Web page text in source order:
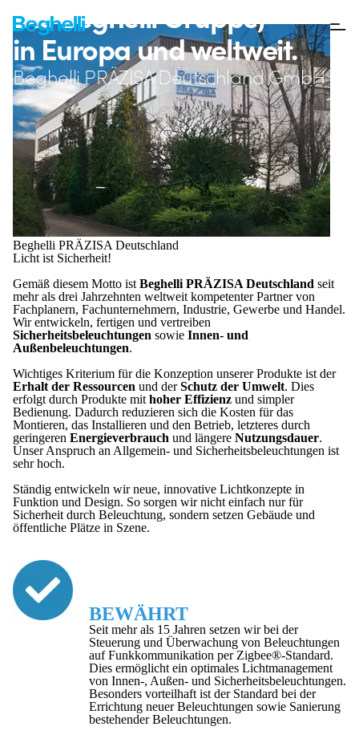
Die Beghelli Gruppe,
in Europa und weltweit.
Beghelli PRÄZISA Deutschland GmbH
Beghelli PRÄZISA Deutschland
Licht ist Sicherheit!
Gemäß diesem Motto ist Beghelli PRÄZISA Deutschland seit
mehr als drei Jahrzehnten weltweit kompetenter Partner von
Fachplanern, Fachunternehmern, Industrie, Gewerbe und Handel.
Wir entwickeln, fertigen und vertreiben
Sicherheitsbeleuchtungen sowie Innen- und
Außenbeleuchtungen.
Wichtiges Kriterium für die Konzeption unserer Produkte ist der
Erhalt der Ressourcen und derSchutz der Umwelt. Dies
erfolgt durch Produkte mit hoher Effizienz und simpler
Bedienung. Dadurch reduzieren sich die Kosten für das
Montieren, das Installieren und den Betrieb, letzteres durch
geringeren Energieverbrauch und längere Nutzungsdauer.
Unser Anspruch an Allgemein- und Sicherheitsbeleuchtungen ist
sehr hoch.
Ständig entwickeln wir neue, innovative Lichtkonzepte in
Funktion und Design. So sorgen wir nicht einfach nur für
Sicherheit durch Beleuchtung, sondern setzen Gebäude und
öffentliche Plätze in Szene.
BEWÄHRT
Seit mehr als 15 Jahren setzen wir bei der
Steuerung und Überwachung von Beleuchtungen
auf Funkkommunikation per Zigbee®-Standard.
Dies ermöglicht ein optimales Lichtmanagement
von Innen-, Außen- und Sicherheitsbeleuchtungen.
Besonders vorteilhaft ist der Standard bei der
Errichtung neuer Beleuchtungen sowie Sanierung
bestehender Beleuchtungen.